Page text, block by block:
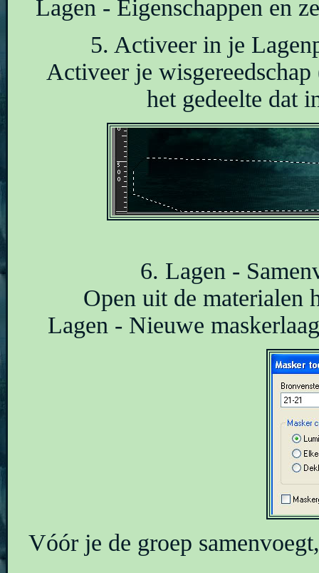
Lagen - Eigenschappen en
5. Activeer in je
Activeer je
het gedeelte dat
6. Lagen -
Open uit de materialen
Lagen - Nieuwe
Vóór je de groep